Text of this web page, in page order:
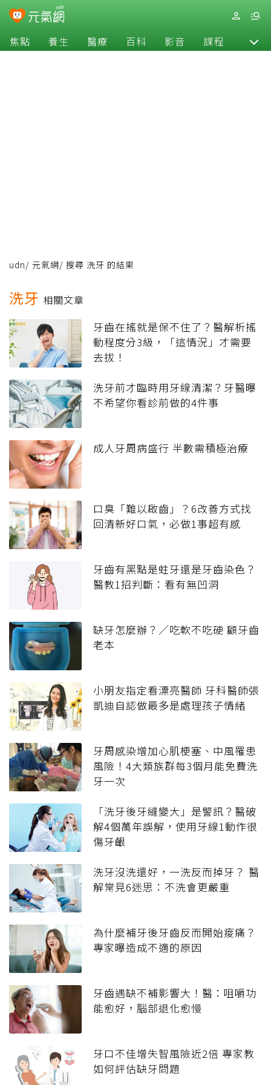
焦點 養生 醫療 百科 影音 課程 退休
udn/ 元氣網/ 搜尋 洗牙 的結果
洗牙 相關文章
牙齒在搖就是保不住了？醫解析搖
動程度分3級，「這情況」才需要
去拔！
洗牙前才臨時用牙線清潔？牙醫曝
不希望你看診前做的4件事
成人牙周病盛行 半數需積極治療
口臭「難以啟齒」？6改善方式找
回清新好口氣，必做1事超有感
牙齒有黑點是蛀牙還是牙齒染色？
醫教1招判斷：看有無凹洞
缺牙怎麼辦？／吃軟不吃硬 顧牙齒
老本
小朋友指定看漂亮醫師 牙科醫師張
凱迪自認做最多是處理孩子情緒
牙周感染增加心肌梗塞、中風罹患
風險！4大類族群每3個月能免費洗
牙一次
「洗牙後牙縫變大」是警訊？醫破
解4個萬年誤解，使用牙線1動作很
傷牙齦
洗牙沒洗還好，一洗反而掉牙？ 醫
解常見6迷思：不洗會更嚴重
為什麼補牙後牙齒反而開始痠痛？
專家曝造成不適的原因
牙齒遇缺不補影響大！醫：咀嚼功
能愈好，腦部退化愈慢
牙口不佳增失智風險近2倍 專家教
如何評估缺牙問題